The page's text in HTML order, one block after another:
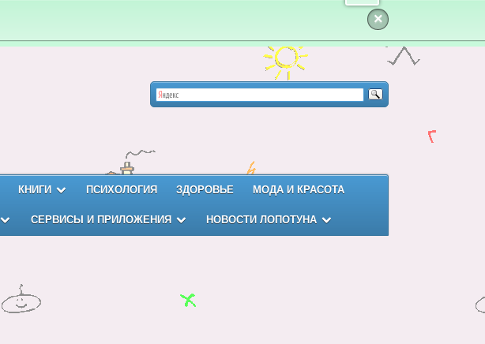
×
КНИГИ ПСИХОЛОГИЯ ЗДОРОВЬЕ МОДА И КРАСОТА
СЕРВИСЫ И ПРИЛОЖЕНИЯ НОВОСТИ ЛОПОТУНА